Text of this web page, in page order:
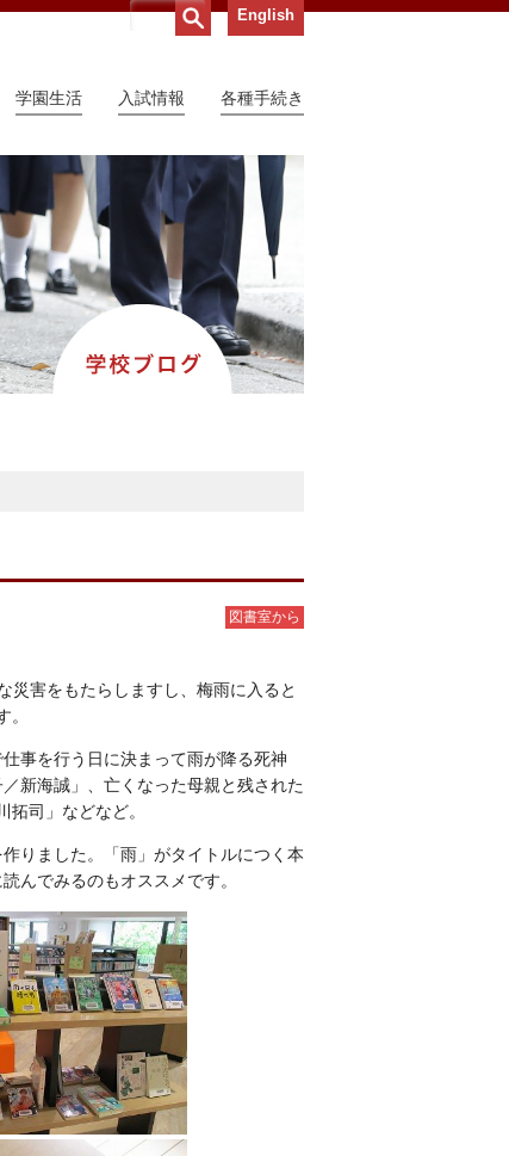
English
学園生活 入試情報 各種手続き
図書室から
災害をもたらしますし、梅雨に入ると
事を行う日に決まって雨が降る死神
新海誠」、亡くなった母親と残された
司」などなど。
りました。「雨」がタイトルにつく本
んでみるのもオススメです。